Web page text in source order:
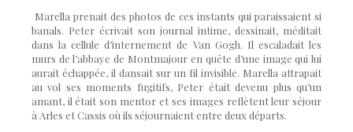
Marella prenait des photos de ces instants qui paraissaient si
banals. Peter écrivait son journal intime, dessinait, méditait
dans la cellule d’internement de Van Gogh. Il escaladait les
murs de l’abbaye de Montmajour en quête d’une image qui lui
aurait échappée, il dansait sur un fil invisible. Marella attrapait
au vol ses moments fugitifs, Peter était devenu plus qu’un
amant, il était son mentor et ses images reflètent leur séjour
à Arles et Cassis où ils séjournaient entre deux départs.